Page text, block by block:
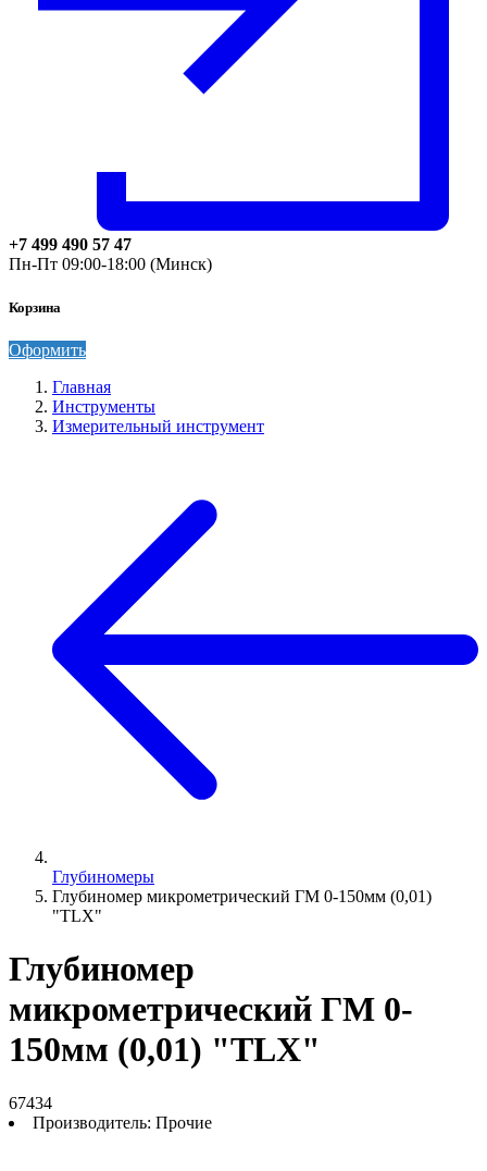
+7 499 490 57 47
Пн-Пт 09:00-18:00 (Минск)
Корзина
Оформить
Главная
Инструменты
Измерительный инструмент
Глубиномеры
Глубиномер микрометрический ГМ 0-150мм (0,01)
"TLX"
Глубиномер
микрометрический ГМ 0-
150мм (0,01) "TLX"
67434
Производитель: Прочие